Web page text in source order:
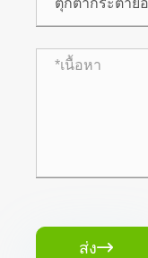
ส่ง